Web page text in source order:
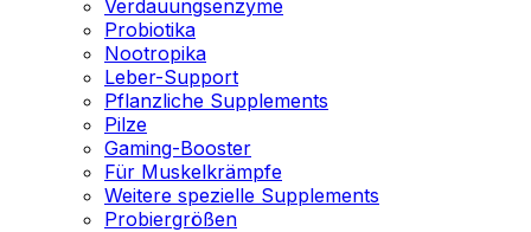
Verdauungsenzyme
Probiotika
Nootropika
Leber-Support
Pflanzliche Supplements
Pilze
Gaming-Booster
Für Muskelkrämpfe
Weitere spezielle Supplements
Probiergrößen